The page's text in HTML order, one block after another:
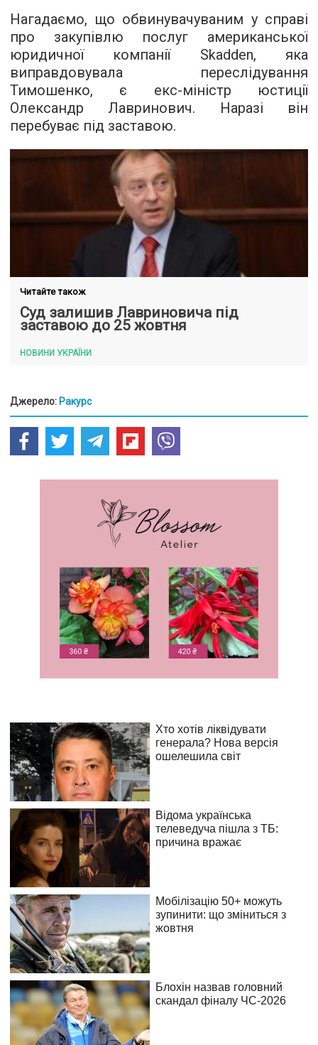
Нагадаємо, що обвинувачуваним у справі
про закупівлю послуг американської
юридичної компанії Skadden, яка
виправдовувала переслідування
Тимошенко, є екс-міністр юстиції
Олександр Лавринович. Наразі він
перебуває під заставою.
Читайте також
Суд залишив Лавриновича під
заставою до 25 жовтня
НОВИНИ УКРАЇНИ
Джерело: Ракурс